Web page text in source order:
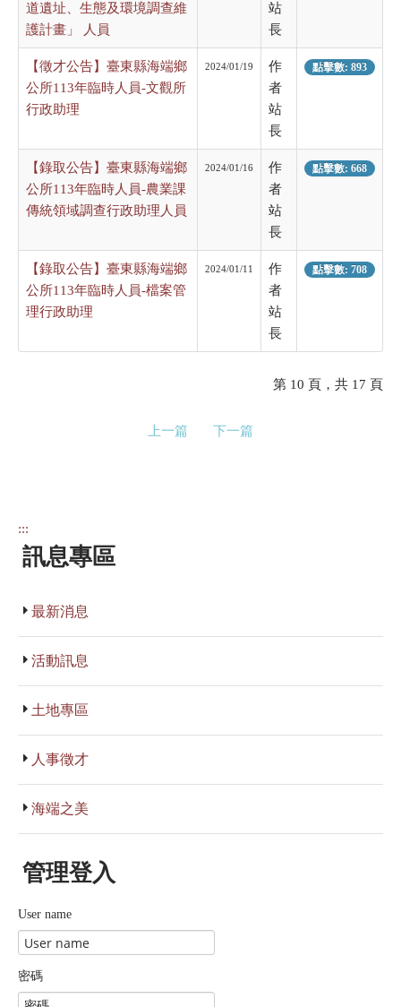
道遺址、生態及環境調查維
護計畫」 人員
站
長
【徵才公告】臺東縣海端鄉
公所113年臨時人員-文觀所
行政助理
2024/01/19
作
者
站
長
點擊數: 893
【錄取公告】臺東縣海端鄉
公所113年臨時人員-農業課
傳統領域調查行政助理人員
2024/01/16
作
者
站
長
點擊數: 668
【錄取公告】臺東縣海端鄉
公所113年臨時人員-檔案管
理行政助理
2024/01/11
作
者
站
長
點擊數: 708
第 10 頁，共 17 頁
上一篇 下一篇
:::
訊息專區
最新消息
活動訊息
土地專區
人事徵才
海端之美
管理登入
User name
密碼